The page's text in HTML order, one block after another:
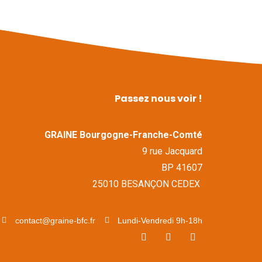
Passez nous voir !
GRAINE Bourgogne-Franche-Comté
9 rue Jacquard
BP 41607
25010 BESANÇON CEDEX
contact@graine-bfc.fr Lundi-Vendredi 9h-18h